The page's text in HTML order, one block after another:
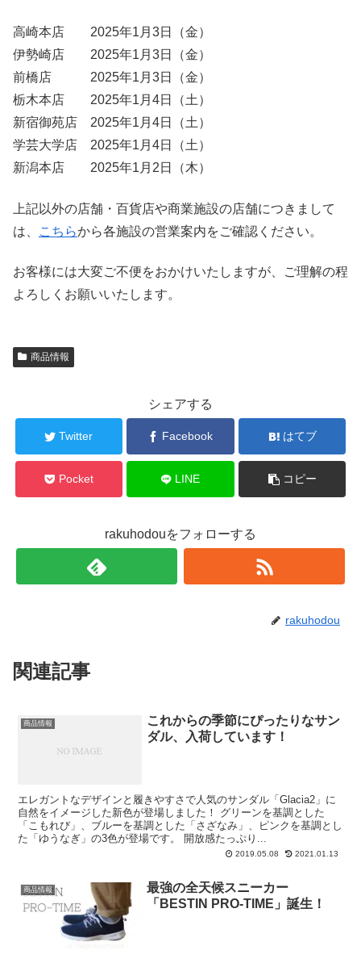
高崎本店 2025年1月3日（金）
伊勢崎店 2025年1月3日（金）
前橋店 2025年1月3日（金）
栃木本店 2025年1月4日（土）
新宿御苑店 2025年1月4日（土）
学芸大学店 2025年1月4日（土）
新潟本店 2025年1月2日（木）
上記以外の店舗・百貨店や商業施設の店舗につきまして
は、
こちらから各施設の営業案内をご確認ください。
お客様には大変ご不便をおかけいたしますが、ご理解の程
よろしくお願いいたします。
商品情報
シェアする
Twitter Facebook はてブ
Pocket LINE コピー
rakuhodouをフォローする
rakuhodou
関連記事
商品情報
これからの季節にぴったりなサン
ダル、入荷しています！
エレガントなデザインと履きやすさで人気のサンダル「Glacia2」に
自然をイメージした新色が登場しました！ グリーンを基調とした
「こもれび」、ブルーを基調とした「さざなみ」、ピンクを基調とし
た「ゆうなぎ」の3色が登場です。 開放感たっぷり...
2019.05.08 2021.01.13
商品情報
最強の全天候スニーカー
「BESTIN PRO-TIME」誕生！